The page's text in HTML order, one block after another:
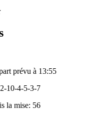
prévu à 13:55
10-4-5-3-7
la mise: 56